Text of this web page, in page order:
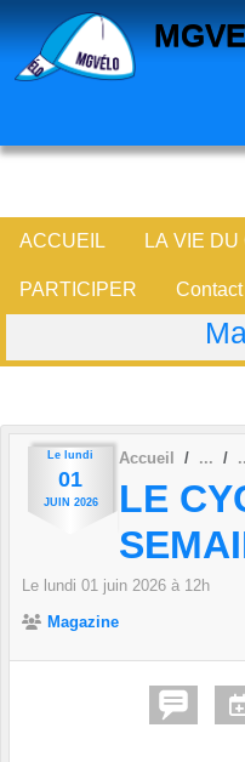
ACCUEIL LA VIE DU
PARTICIPER
Le lundi
01
JUIN 2026
Accueil
LE
Le lundi 01 juin 2026 à 12h
Magazine
Panneau de gestion des